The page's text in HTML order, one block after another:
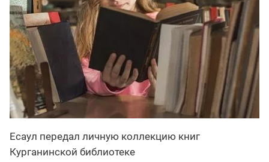
Есаул передал личную коллекцию книг
Курганинской библиотеке